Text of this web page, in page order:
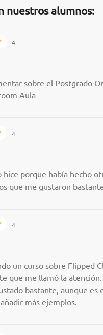
nuestros alumnos:
4
sobre el Postgrado
Aula
4
hice porque había hecho
que me gustaron
4
un curso sobre Flipped
que me llamó la atención.
bastante, aunque es
más ejemplos.